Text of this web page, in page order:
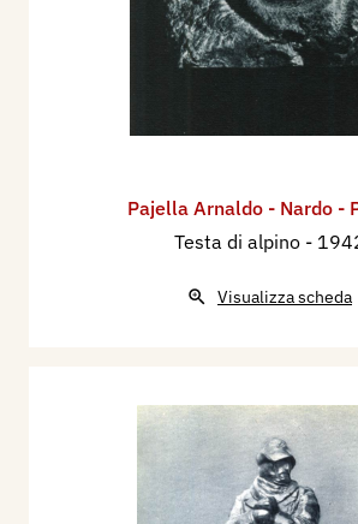
Pajella Arnaldo - Nardo -
Testa di alpino -
Visualizza scheda